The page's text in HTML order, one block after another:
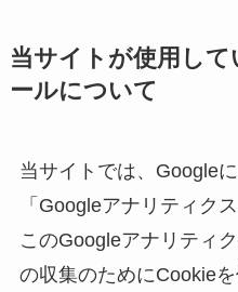
当サイトが使用し
ールについて
当サイトでは、Google
「Googleアナリティク
このGoogleアナリティ
の収集のためにCookieを